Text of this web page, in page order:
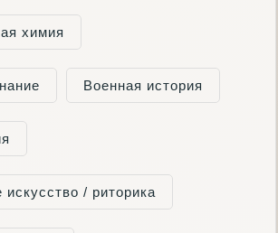
химия
Военная история
искусство / риторика